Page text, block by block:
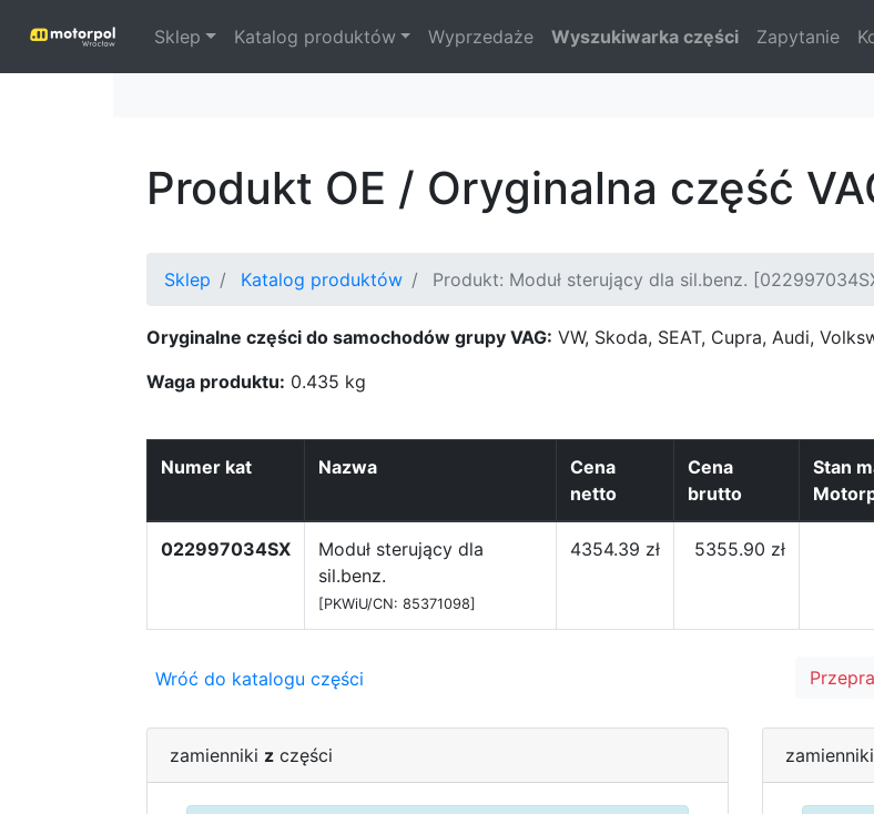
Sklep Katalog produktów Wyprzedaże Wyszukiwarka części Zapytanie
Produkt OE / Oryginalna część
Sklep Katalog produktów Produkt: Moduł sterujący dla sil.benz.
Oryginalne części do samochodów grupy VAG: VW, Skoda, SEAT, Cupra, Audi,
Waga produktu: 0.435 kg
Numer kat Nazwa
Cena
netto
Cena
brutto
Stan
022997034SX
Moduł sterujący dla
sil.benz.
[PKWiU/CN: 85371098]
4354.39 zł 5355.90 zł
Wróć do katalogu części
zamienniki z części zamienniki